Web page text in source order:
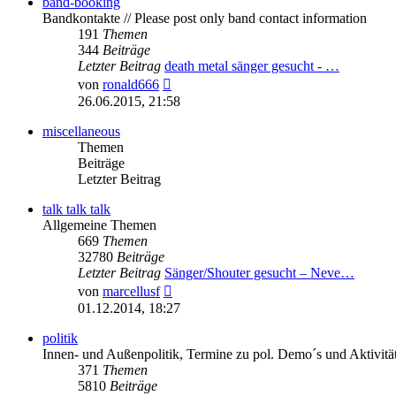
Bandkontakte // Please post only band contact information
191 Themen
344 Beiträge
Letzter Beitrag death metal sänger gesucht - …
von ronald666
Beitrag
26.06.2015, 21:58
miscellaneous
Themen
Beiträge
Letzter Beitrag
talk talk talk
Allgemeine Themen
669 Themen
32780 Beiträge
Letzter Beitrag Sänger/Shouter gesucht – Neve…
von marcellusf
Beitrag
01.12.2014, 18:27
politik
Innen- und Außenpolitik, Termine zu pol. Demo´s und
371 Themen
5810 Beiträge